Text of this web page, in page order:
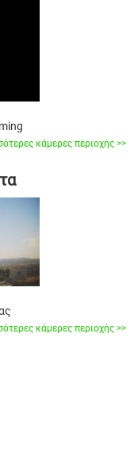
κάμερες περιοχής >>
κάμερες περιοχής >>